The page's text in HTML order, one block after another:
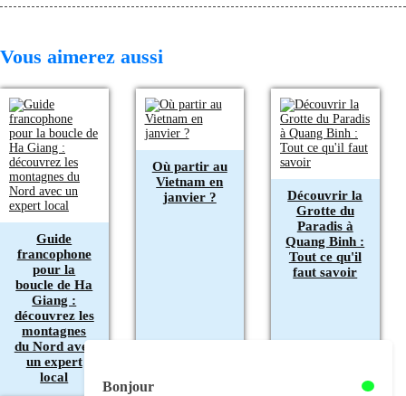
Vous aimerez aussi
Guide
francophone
pour la
boucle de Ha
Giang :
découvrez les
montagnes
du Nord avec
un expert
local
Où partir au
Vietnam en
janvier ?
Découvrir la
Grotte du
Paradis à
Quang Binh :
Tout ce qu'il
faut savoir
Bonjour